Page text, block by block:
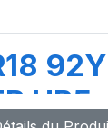
HP5